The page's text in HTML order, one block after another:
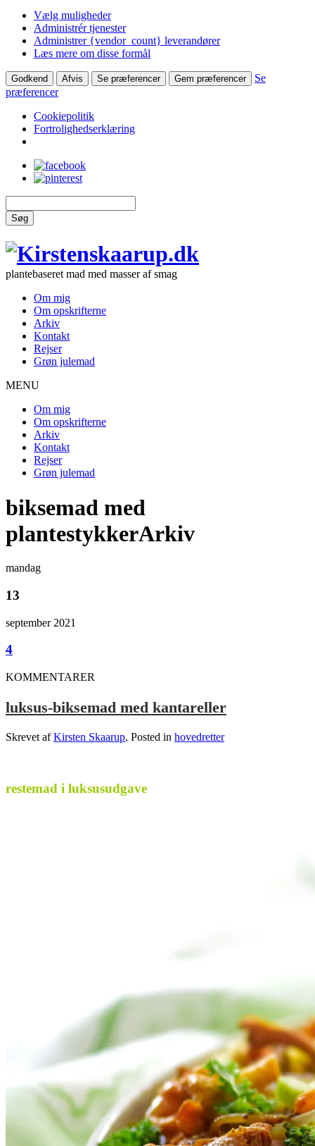
Vælg muligheder
Administrér tjenester
Administrer {vendor_count} leverandører
Læs mere om disse formål
Godkend Afvis Se præferencer Gem præferencer
Se
præferencer
Cookiepolitik
Fortrolighedserklæring
Søg
plantebaseret mad med masser af smag
Om mig
Om opskrifterne
Arkiv
Kontakt
Rejser
Grøn julemad
MENU
Om mig
Om opskrifterne
Arkiv
Kontakt
Rejser
Grøn julemad
biksemad med
plantestykkerArkiv
mandag
13
september 2021
4
KOMMENTARER
luksus-biksemad med kantareller
Skrevet afKirsten Skaarup, Posted in hovedretter
restemad i luksusudgave